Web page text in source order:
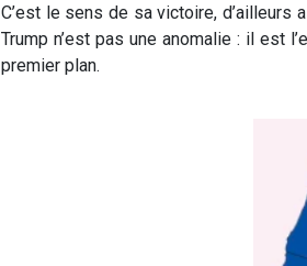
C’est le sens de sa victoire, d’ailleurs
Trump n’est pas une anomalie : il est
premier plan.